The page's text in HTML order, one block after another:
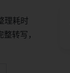
理耗时
转写，